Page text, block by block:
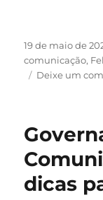
Publicado
em
19 de maio de
comunicação,
Deixe um
dicas